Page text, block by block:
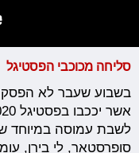
סליחה מכוכבי הפסטיגל
בשבוע שעבר לא
לשבת עמוסה במיוחד
סופרסטאר, לי בירן,